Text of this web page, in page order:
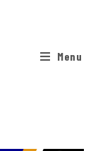
Menu